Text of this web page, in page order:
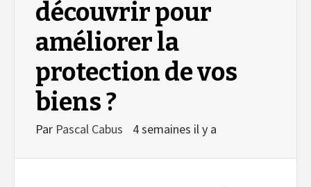
découvrir pour
améliorer la
protection de vos
biens ?
Par Pascal Cabus 4 semaines il y a